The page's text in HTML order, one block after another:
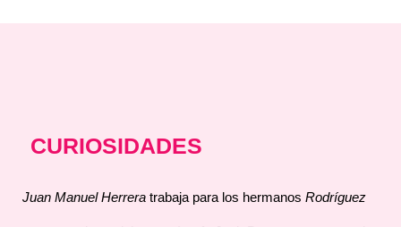
CURIOSIDADES
Juan Manuel Herrera trabaja para los hermanos Rodríguez